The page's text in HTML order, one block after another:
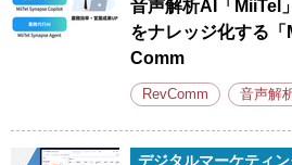
音声解析AI「MiiTel
をナレッジ化する
Comm
RevComm 音声解
デジタルマーケティ